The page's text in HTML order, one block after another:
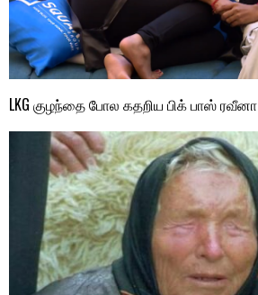
LKG குழந்தை போல கதறிய பிக் பாஸ் ரவீனா